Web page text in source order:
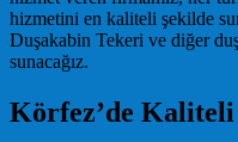
hizmetini en kaliteli şekilde
Duşakabin Tekeri ve diğer
sunacağız.
Körfez’de